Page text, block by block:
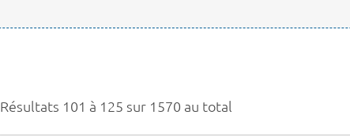
Résultats 101 à 125 sur 1570 au total